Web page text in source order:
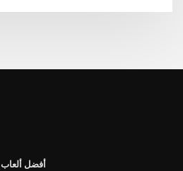
أفضل ألعاب